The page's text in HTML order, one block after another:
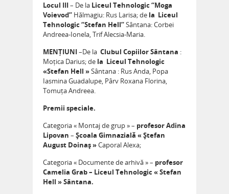
Locul III– De la Liceul Tehnologic “Moga
Voievod” Hălmagiu: Rus Larisa; de la Liceul
Tehnologic “Stefan Hell”Sântana: Corbei
Andreea-Ionela, Trif Alecsia-Maria.
MENȚIUNI–De la Clubul Copiilor Sântana :
Moțica Darius; de la Liceul Tehnologic
«Stefan Hell »Sântana : Rus Anda, Popa
Iasmina Guadalupe, Pârv Roxana Florina,
Tomuța Andreea.
Premii speciale.
Categoria « Montaj de grup » – profesor Adina
Lipovan – Școala Gimnazială « Ștefan
August Doinaș »Caporal Alexa;
Categoria « Documente de arhivă » – profesor
Camelia Grab– Liceul Tehnologic « Stefan
Hell » Sântana.